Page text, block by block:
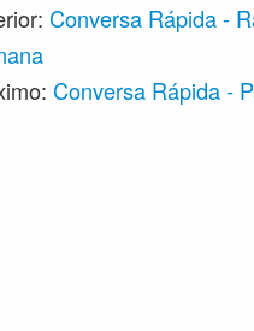
Conversa Rápida -
Conversa Rápida -